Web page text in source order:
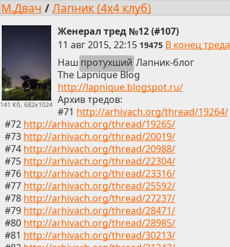
М.Двач /Лапник (4x4 клуб)
141 Кб, 682x1024
Женерал тред №12 (#107)
11 авг 2015, 22:15 19475 В конец треда
Наш протухший Лапник-блог
The Lapnique Blog
http://lapnique.blogspot.ru/
Архив тредов:
#71 http://arhivach.org/thread/19264/
#72 http://arhivach.org/thread/19265/
#73 http://arhivach.org/thread/20019/
#74 http://arhivach.org/thread/20988/
#75 http://arhivach.org/thread/22304/
#76 http://arhivach.org/thread/23316/
#77 http://arhivach.org/thread/25592/
#78 http://arhivach.org/thread/27237/
#79 http://arhivach.org/thread/28471/
#80 http://arhivach.org/thread/28985/
#81 http://arhivach.org/thread/30213/